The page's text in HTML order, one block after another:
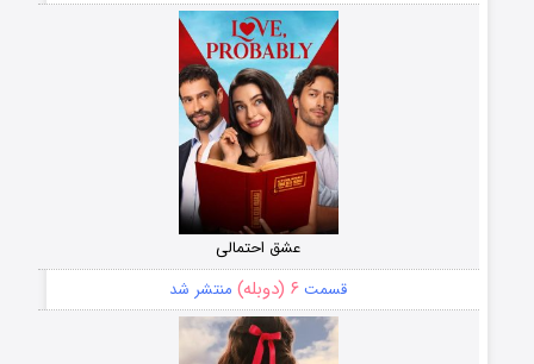
عشق احتمالی
قسمت ۶ (دوبله) منتشر شد